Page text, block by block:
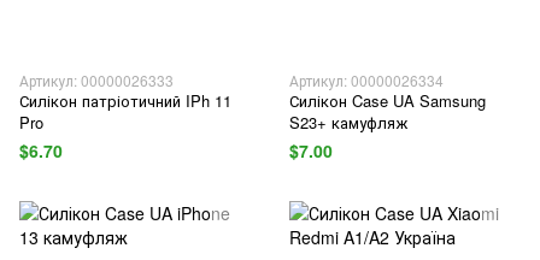
Артикул: 00000026333
Силікон патріотичний IPh 11
Pro
$6.70
Артикул: 00000026334
Силікон Case UA Samsung
S23+ камуфляж
$7.00